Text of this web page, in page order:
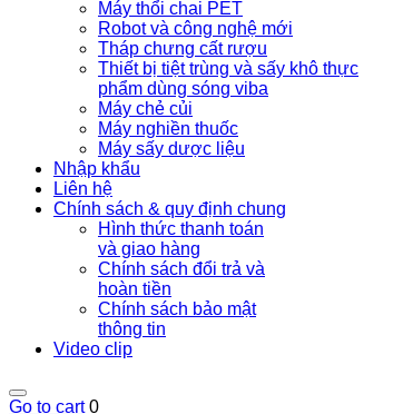
Máy thổi chai PET
Robot và công nghệ mới
Tháp chưng cất rượu
Thiết bị tiệt trùng và sấy khô thực
phẩm dùng sóng viba
Máy chẻ củi
Máy nghiền thuốc
Máy sấy dược liệu
Nhập khẩu
Liên hệ
Chính sách & quy định chung
Hình thức thanh toán
và giao hàng
Chính sách đổi trả và
hoàn tiền
Chính sách bảo mật
thông tin
Video clip
Go to cart 0